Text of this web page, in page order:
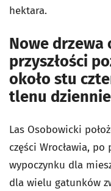
hektara.
Nowe drzewa
przyszłości
około stu
tlenu
Las Osobowicki
części Wrocławia,
wypoczynku dla
dla wielu gatunków